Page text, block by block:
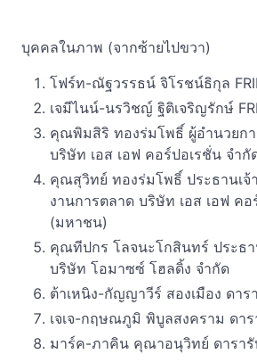
บุคคลในภาพ (จากซ้ายไปขวา)
โฟร์ท-ณัฐวรรธน์ จิโรชน์ธิกุล
เจมีไนน์-นรวิชญ์ ฐิติเจริญรักษ์
คุณพิมสิริ ทองร่มโพธิ์ ผู้อำนวยกา
บริษัท เอส เอฟ คอร์ปอเรชั่น จำ
คุณสุวิทย์ ทองร่มโพธิ์ ประธานเจ้
งานการตลาด บริษัท เอส เอฟ ค
(มหาชน)
คุณทีปกร โลจนะโกสินทร์ ประธา
บริษัท โอมาซซ์ โฮลดิ้ง จำกัด
ต้าเหนิง-กัญญาวีร์ สองเมือง ดาร
เจเจ-กฤษณภูมิ พิบูลสงคราม ดา
มาร์ค-ภาคิน คุณาอนุวิทย์ ดารารั